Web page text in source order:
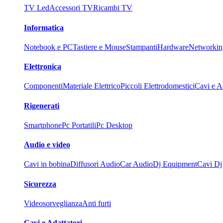
TV LedAccessori TVRicambi TV
Informatica
Notebook e PCTastiere e MouseStampantiHardware
Elettronica
ComponentiMateriale ElettricoPiccoli ElettrodomesticiCavi e
Rigenerati
SmartphonePc PortatiliPc Desktop
Audio e video
Cavi in bobinaDiffusori AudioCar AudioDj EquipmentCavi Dj
Sicurezza
VideosorveglianzaAnti furti